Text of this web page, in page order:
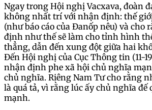
Ngay trong Hội nghị Vacxava, đoàn
không nhất trí với nhận định: thế
(như báo cáo của Đanốp nêu) và cho
định như thế sẽ làm cho tỉnh hình
thẳng, dẫn đến xung đột giữa hai
Đến Hội nghị của Cục Thông tin (11-
nhận định phe xã hội chủ nghĩa
chủ nghĩa. Riêng Nam Tư cho rằng
là quá tả, vì rằng lúc ấy chủ nghĩa đế
mạnh.